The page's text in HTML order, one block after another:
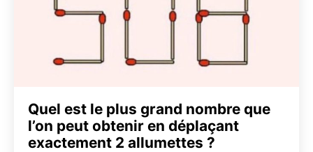
Quel est le plus grand nombre que
l’on peut obtenir en déplaçant
exactement 2 allumettes ?